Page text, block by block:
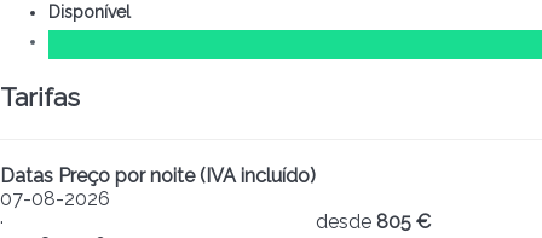
Disponível
Tarifas
Datas Preço por noite (IVA incluído)
07-08-2026
·
desde 805 €